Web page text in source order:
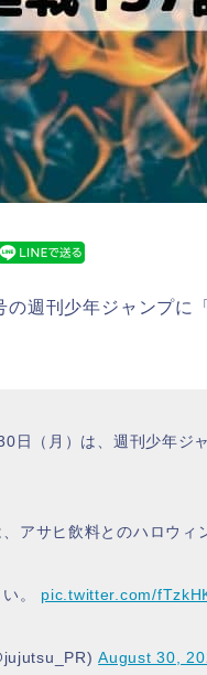
週刊少年ジャンプに
日（月）は、週刊少年ジ
アサヒ飲料とのハロウィ
。 pic.twitter.com/
August 30,